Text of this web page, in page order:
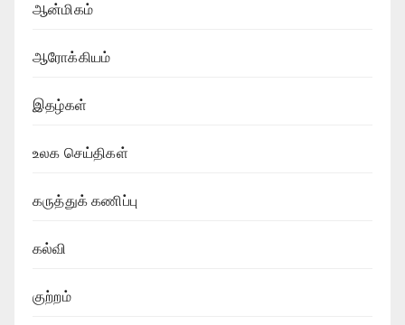
ஆன்மிகம்
ஆரோக்கியம்
இதழ்கள்
உலக செய்திகள்
கருத்துக் கணிப்பு
கல்வி
குற்றம்